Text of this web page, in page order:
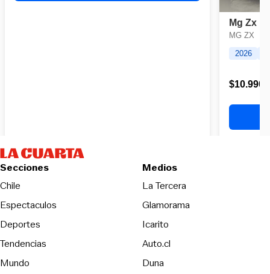
Secciones
Chile
Espectaculos
Deportes
Tendencias
Mundo
Medios
La TerceraOpens in new
Glamorama
Icarito
Auto.cl
DunaOpens in new window